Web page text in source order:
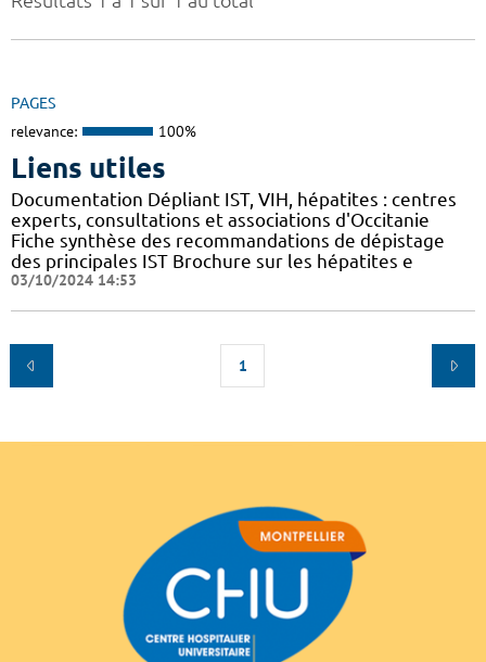
PAGES
relevance: 100%
Liens utiles
Documentation Dépliant IST, VIH, hépatites : centres
experts, consultations et associations d'Occitanie
Fiche synthèse des recommandations de dépistage
des principales IST Brochure sur les hépatites e
03/10/2024 14:53
1